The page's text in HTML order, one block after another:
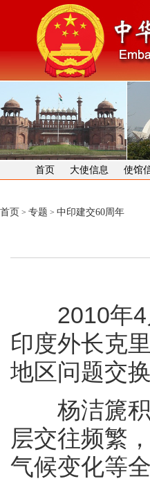
首页 大使信息 使馆
首页 > 专题 > 中印建交60周年
2010年4月
印度外长克
地区问题交
杨洁篪积
层交往频繁
气候变化等